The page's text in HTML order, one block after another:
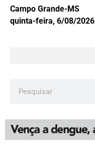
Campo Grande-MS
quinta-feira, 6/08/2026